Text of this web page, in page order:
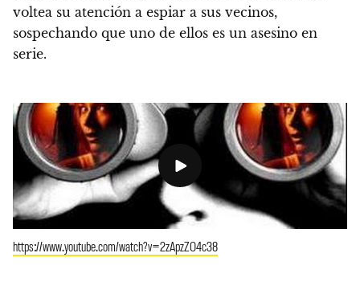
voltea su atención a espiar a sus vecinos,
sospechando que uno de ellos es un asesino en
serie.
https://www.youtube.com/watch?v=2zApzZO4c38